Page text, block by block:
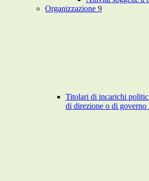
Organizzazione 9
Titolari di incarichi
di direzione o di governo